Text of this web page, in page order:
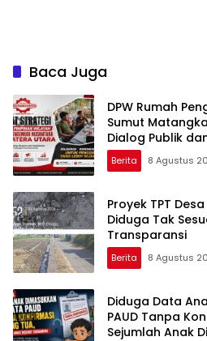
Baca Juga
DPW Rumah
Sumut
Dialog Publik
Berita 8 Agustus
Proyek TPT
Diduga Tak
Transparansi
Berita 8 Agustus
Diduga Data
PAUD Tanpa
Sejumlah Anak